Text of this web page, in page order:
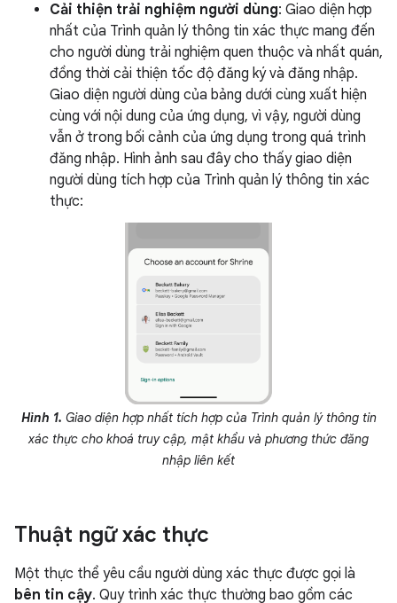
Cải thiện trải nghiệm người dùng: Giao diện hợp
nhất của Trình quản lý thông tin xác thực mang đến
cho người dùng trải nghiệm quen thuộc và nhất quán,
đồng thời cải thiện tốc độ đăng ký và đăng nhập.
Giao diện người dùng của bảng dưới cùng xuất hiện
cùng với nội dung của ứng dụng, vì vậy, người dùng
vẫn ở trong bối cảnh của ứng dụng trong quá trình
đăng nhập. Hình ảnh sau đây cho thấy giao diện
người dùng tích hợp của Trình quản lý thông tin xác
thực:
Hình 1. Giao diện hợp nhất tích hợp của Trình quản lý thông tin
xác thực cho khoá truy cập, mật khẩu và phương thức đăng
nhập liên kết
Thuật ngữ xác thực
Một thực thể yêu cầu người dùng xác thực được gọi là
bên tin cậy. Quy trình xác thực thường bao gồm các